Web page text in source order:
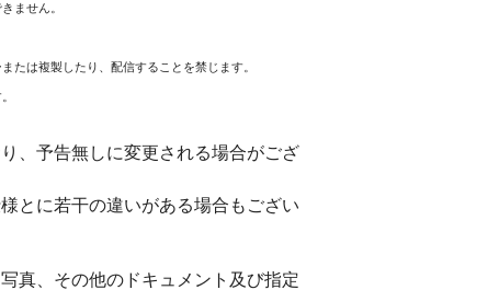
ません。
たは複製したり、配信することを禁じます。
、予告無しに変更される場合がござ
とに若干の違いがある場合もござい
真、その他のドキュメント及び指定